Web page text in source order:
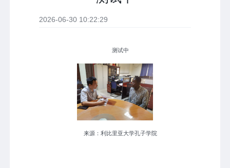
2026-06-30 10:22:29
测试中
来源：利比里亚大学孔子学院